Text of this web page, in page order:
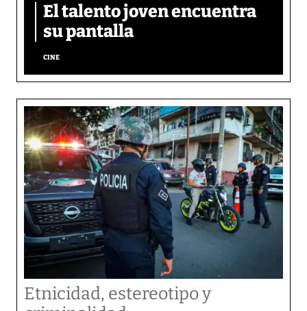
El talento joven encuentra
su pantalla​
CINE
Etnicidad, estereotipo y